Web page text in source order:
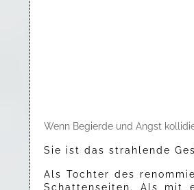
Wenn Begierde und Angst
Sie ist das strahlende
Als Tochter des
Schattenseiten. Als mit